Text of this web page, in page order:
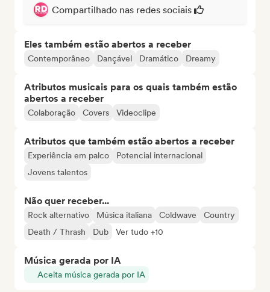
Compartilhado nas redes sociais
Eles também estão abertos a receber
Contemporâneo Dançável Dramático Dreamy
Atributos musicais para os quais também estão
abertos a receber
Colaboração Covers Videoclipe
Atributos que também estão abertos a receber
Experiência em palco
Potencial internacional
Jovens talentos
Não quer receber...
Rock alternativo Música italiana Coldwave
Country
Death / Thrash
Dub Ver tudo +10
Música gerada por IA
Aceita música gerada por IA